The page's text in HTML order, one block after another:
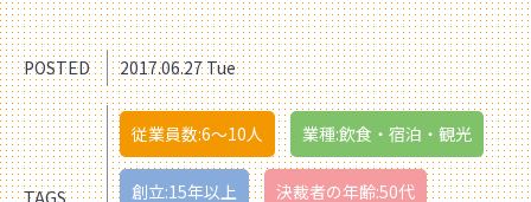
POSTED 2017.06.27 Tue
TAGS
従業員数:6～10人 業種:飲食・宿泊・観光
創立:15年以上 決裁者の年齢:50代